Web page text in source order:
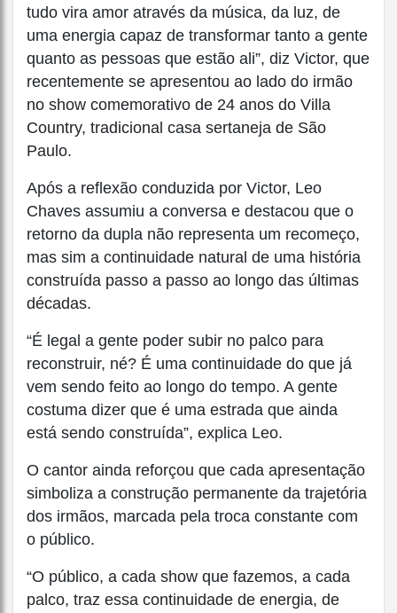
tudo vira amor através da música, da luz, de
uma energia capaz de transformar tanto a gente
quanto as pessoas que estão ali”, diz Victor, que
recentemente se apresentou ao lado do irmão
no show comemorativo de 24 anos do Villa
Country, tradicional casa sertaneja de São
Paulo.
Após a reflexão conduzida por Victor, Leo
Chaves assumiu a conversa e destacou que o
retorno da dupla não representa um recomeço,
mas sim a continuidade natural de uma história
construída passo a passo ao longo das últimas
décadas.
“É legal a gente poder subir no palco para
reconstruir, né? É uma continuidade do que já
vem sendo feito ao longo do tempo. A gente
costuma dizer que é uma estrada que ainda
está sendo construída”, explica Leo.
O cantor ainda reforçou que cada apresentação
simboliza a construção permanente da trajetória
dos irmãos, marcada pela troca constante com
o público.
“O público, a cada show que fazemos, a cada
palco, traz essa continuidade de energia, de